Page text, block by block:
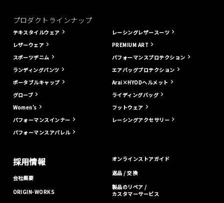
プロダクトラインナップ
テキスタイルウェア
レザーウェア
スポーツデニム
ランディングパンツ
ポータブルキャップ
グローブ
Women's
パフォーマンスインナー
パフォーマンスアパレル
レーシングレザースーツ
PREMIUM ART
パフォーマンスプロテクション
エアバッグプロテクション
Arai×HYODヘルメット
ライディングバッグ
フットウェア
レーシングアクセサリー
採用情報
会社概要
ORIGIN-WORKS
オンラインストアガイド
返品 / 交換
製品のリペア /
カスタマーサービス